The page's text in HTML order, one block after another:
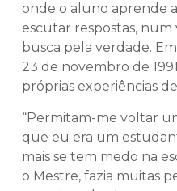
onde o aluno aprende
escutar respostas,
busca pela verdade.
23 de novembro de
próprias experiências
“Permitam-me voltar
que eu era um
mais se tem medo na
o Mestre, fazia muitas